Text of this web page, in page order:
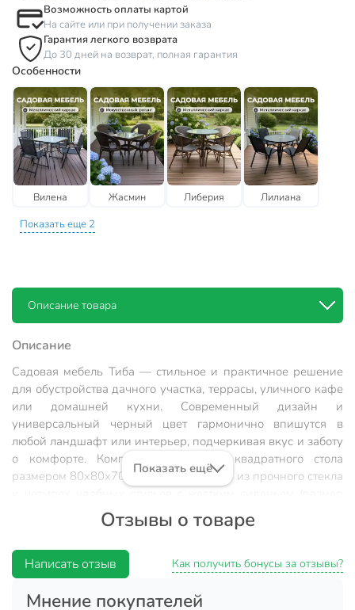
Возможность оплаты картой
На сайте или при получении заказа
Гарантия легкого возврата
До 30 дней на возврат, полная гарантия
Особенности
Вилена Жасмин Либерия Лилиана
Показать еще 2
Описание товара
Описание
Садовая мебель Тиба — стильное и практичное решение
для обустройства дачного участка, террасы, уличного кафе
или домашней кухни. Современный дизайн и
универсальный черный цвет гармонично впишутся в
любой ландшафт или интерьер, подчеркивая вкус и заботу
о комфорте. Комплект состоит из квадратного стола
размером 80х80х70 см со столешницей из прочного стекла
стула — 59х58х95 см). Такой набор рассчитан на
комфортное размещение четырех персон, что идеально
подходит для семейных обедов и дружеских встреч на
свежем воздухе.
Мебель Тиба отличается лаконичностью форм, что
Показать ещё
Отзывы о товаре
Написать отзыв Как получить бонусы за отзывы?
Мнение покупателей